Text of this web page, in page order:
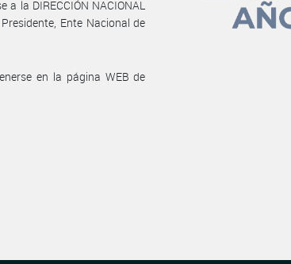
la DIRECCIÓN NACIONAL
Ente Nacional de
en la página WEB de